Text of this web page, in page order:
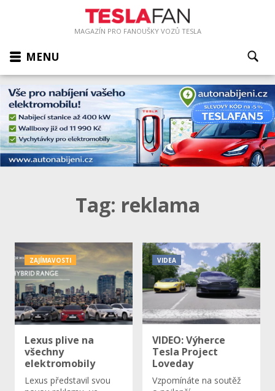
MAGAZÍN PRO FANOUŠKY VOZŮ TESLA
MENU
Tag: reklama
ZAJÍMAVOSTI
Lexus plive na
všechny
elektromobily
​Lexus představil svou
VIDEA
VIDEO: Výherce
Tesla Project
Loveday
Vzpomínáte na soutěž